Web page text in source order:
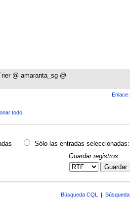
@ amaranta_sg @
Enlace
todo
Sólo las entradas seleccionadas:
Guardar registros:
Guardar
Búsqueda CQL